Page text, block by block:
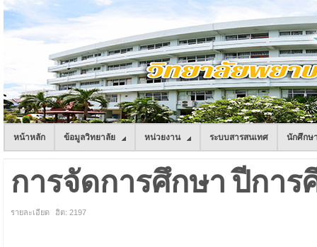
หน้าหลัก ข้อมูลวิทยาลัย หน่วยงาน ระบบสารสนเทศ นักศึกษ
การจัดการศึกษา ปีการศึ
รายละเอียด ฮิต: 2197